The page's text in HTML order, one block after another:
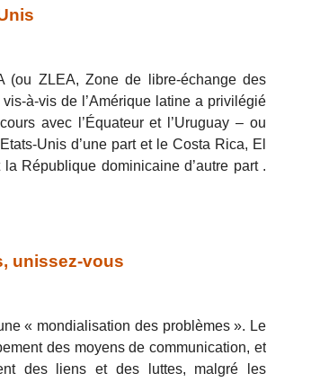
(ou ZLEA, Zone de libre-échange des
à-vis de l’Amérique latine a privilégié
avec l’Équateur et l’Uruguay – ou
Unis d’une part et le Costa Rica, El
République dominicaine d’autre part .
unissez-vous
« mondialisation des problèmes ». Le
des moyens de communication, et
des liens et des luttes, malgré les